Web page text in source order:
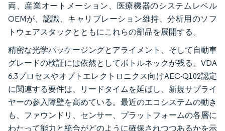
両、産業オートメーション、医療機器のシステムレベル
OEMが、認識、キャリブレーション維持、分析用のソフ
トウェアスタックとともにこれらの部品を展開する。
精密な光学パッケージングとアライメント、そして自動車
グレードの検証には依然としてボトルネックが残る。VDA
6.3プロセスやオプトエレクトロニクス向けAEC-Q102認定
に関連する要件は、リードタイムを延ばし、新規サプライ
ヤーの参入障壁を高めている。最近のエコシステムの動き
も、ファウンドリ、センサー、プラットフォームの各層に
わたって能力と統合がどのように確保されつつあるかを示